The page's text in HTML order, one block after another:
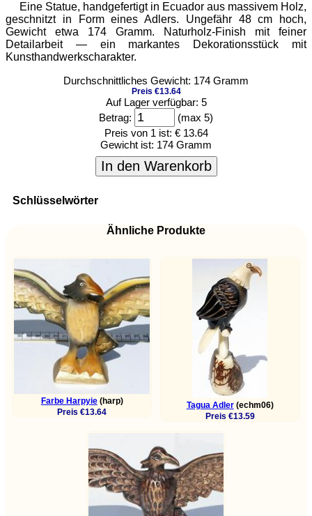
Eine Statue, handgefertigt in Ecuador aus massivem Holz,
geschnitzt in Form eines Adlers. Ungefähr 48 cm hoch,
Gewicht etwa 174 Gramm. Naturholz-Finish mit feiner
Detailarbeit — ein markantes Dekorationsstück mit
Kunsthandwerkscharakter.
Durchschnittliches Gewicht: 174 Gramm
Preis €13.64
Auf Lager verfügbar: 5
Betrag:
(max 5)
Preis von 1 ist: € 13.64
Gewicht ist: 174 Gramm
In den Warenkorb
Schlüsselwörter
Ähnliche Produkte
Farbe Harpyie(harp)
Preis €13.64
Tagua Adler(echm06)
Preis €13.59